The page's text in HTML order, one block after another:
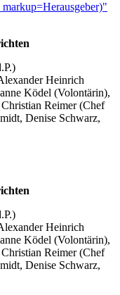
Heinrich
Ködel (Volontärin),
Reimer (Chef
Denise Schwarz,
Heinrich
Ködel (Volontärin),
Reimer (Chef
Denise Schwarz,